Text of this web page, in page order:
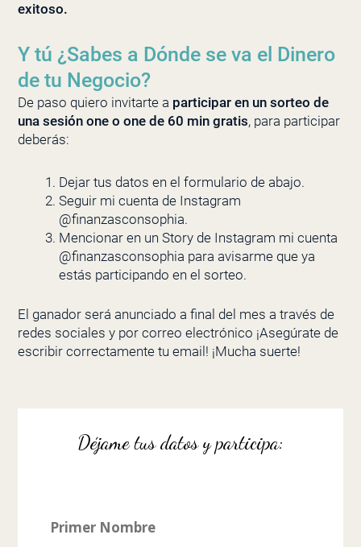
exitoso.
Y tú ¿Sabes a Dónde se va el Dinero
de tu Negocio?
De paso quiero invitarte a participar en un sorteo de
una sesión one o one de 60 min gratis, para participar
deberás:
Dejar tus datos en el formulario de abajo.
Seguir mi cuenta de Instagram
@finanzasconsophia.
Mencionar en un Story de Instagram mi cuenta
@finanzasconsophia para avisarme que ya
estás participando en el sorteo.
El ganador será anunciado a final del mes a través de
redes sociales y por correo electrónico ¡Asegúrate de
escribir correctamente tu email! ¡Mucha suerte!
Déjame tus datos y participa: